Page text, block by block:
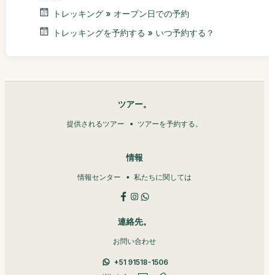
トレッキング » オープン日での予約
トレッキングを予約する » いつ予約する？
ツアー。
提供されるツアー ツアーを予約する。
情報
情報センター 私たちに関しては
連絡先。
お問い合わせ
+51 91518-1506